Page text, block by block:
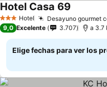
3 Estrellas
Hotel Desayuno gourmet
Hotel Casa 69
9,0 Excelente 3.707 a 3.7
Elige fechas para ver los